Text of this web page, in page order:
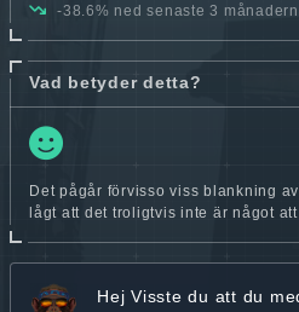
-38.6% ned senaste 3
Vad betyder detta?
Det pågår förvisso viss blankning
lågt att det troligtvis inte är något
Hej Visste du att du